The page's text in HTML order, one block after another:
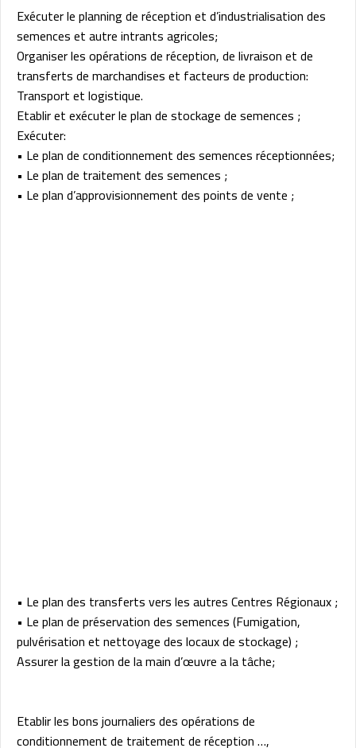
Exécuter le planning de réception et d’industrialisation des
semences et autre intrants agricoles;
Organiser les opérations de réception, de livraison et de
transferts de marchandises et facteurs de production:
Transport et logistique.
Etablir et exécuter le plan de stockage de semences ;
Exécuter:
• Le plan de conditionnement des semences réceptionnées;
• Le plan de traitement des semences ;
• Le plan d’approvisionnement des points de vente ;
• Le plan des transferts vers les autres Centres Régionaux ;
• Le plan de préservation des semences (Fumigation,
pulvérisation et nettoyage des locaux de stockage) ;
Assurer la gestion de la main d’œuvre a la tâche;
Etablir les bons journaliers des opérations de
conditionnement de traitement de réception …,